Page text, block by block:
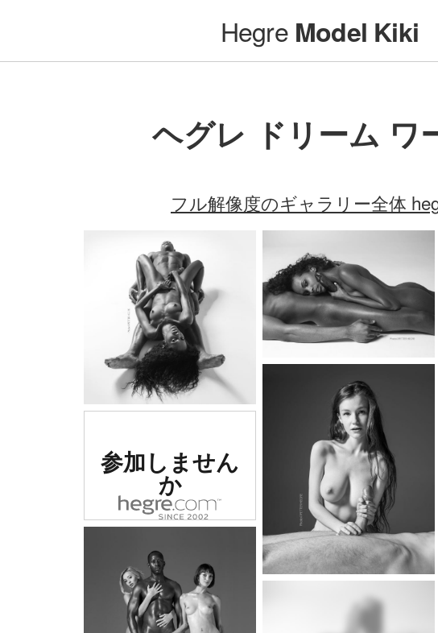
Hegre Model Kiki
ヘグレ ドリーム ワ
フル解像度のギャラリー全体
1の評価を受け
たエロサイト
参加しません
か